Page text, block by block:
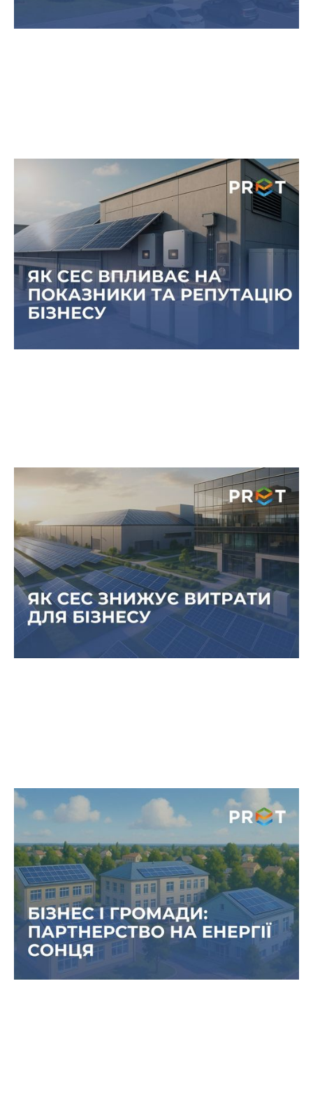
Вплив сонячних станцій на ESG-
показники компанії: зелена
репутація для інвесторів
У сучасному бізнес-середовищі інвестори та
партнери дедалі більше звертають увагу на
ESG-показники компаній.
Як сонячна генерація допомагає
знизити енергетичні витрати та
підвищити маржинальність бізнесу
Власна СЕС дозволяє не лише зменшити
витрати на електроенергію, але й стабілізувати
операційні процеси, що безпосередньо впливає
на маржинальність продукції чи послуг.
Сонце для комунальних об`єктів:
як бізнес може підтримувати
соціальні об’єкти
У часи, коли енергетична стабільність визначає
безпеку цілих громад, проєкти зі встановлення
сонячних електростанцій на лікарнях, школах та
інших соціально важливих об’єктах набувають
особливого значення.